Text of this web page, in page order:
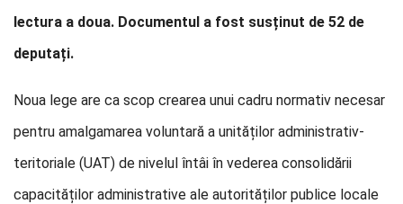
lectura a doua. Documentul a fost susținut de 52 de
deputați.
Noua lege are ca scop crearea unui cadru normativ necesar
pentru amalgamarea voluntară a unităților administrativ-
teritoriale (UAT) de nivelul întâi în vederea consolidării
capacităților administrative ale autorităților publice locale